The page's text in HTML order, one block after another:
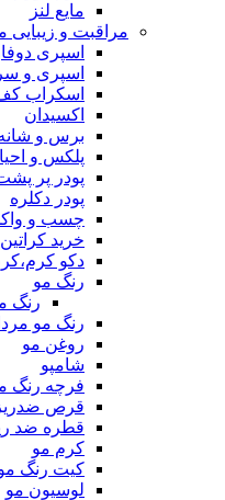
مایع لنز
مراقبت و زیبایی
اسپری
اسپری و
اسکراب
اکسیدان
برس و
پلکس و
پودر پر
پودر دکلره
چسب و
خرید
دکو
رنگ مو
رنگ
رنگ مو
روغن مو
شامپو
فرچه رنگ
قرص
قطره ضد
کرم مو
کیت رنگ
لوسیون مو